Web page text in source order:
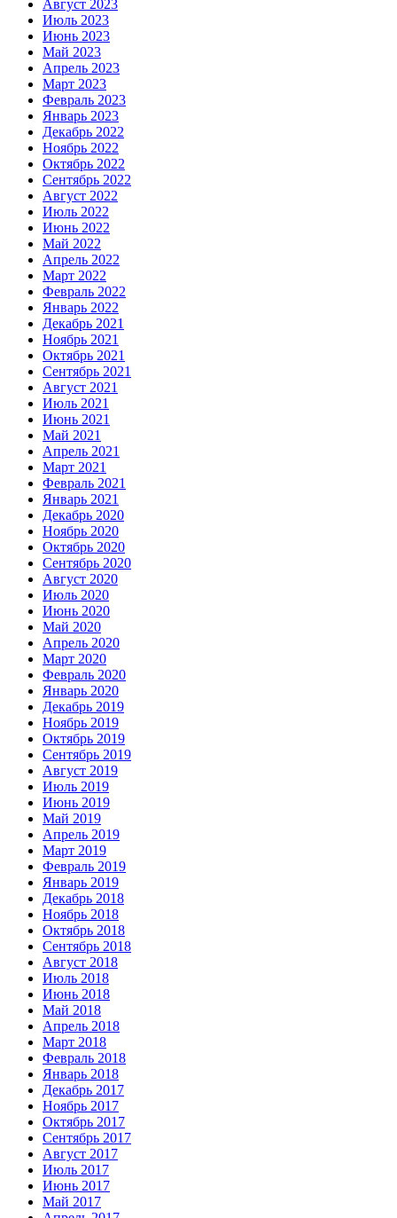
Август 2023
Июль 2023
Июнь 2023
Май 2023
Апрель 2023
Март 2023
Февраль 2023
Январь 2023
Декабрь 2022
Ноябрь 2022
Октябрь 2022
Сентябрь 2022
Август 2022
Июль 2022
Июнь 2022
Май 2022
Апрель 2022
Март 2022
Февраль 2022
Январь 2022
Декабрь 2021
Ноябрь 2021
Октябрь 2021
Сентябрь 2021
Август 2021
Июль 2021
Июнь 2021
Май 2021
Апрель 2021
Март 2021
Февраль 2021
Январь 2021
Декабрь 2020
Ноябрь 2020
Октябрь 2020
Сентябрь 2020
Август 2020
Июль 2020
Июнь 2020
Май 2020
Апрель 2020
Март 2020
Февраль 2020
Январь 2020
Декабрь 2019
Ноябрь 2019
Октябрь 2019
Сентябрь 2019
Август 2019
Июль 2019
Июнь 2019
Май 2019
Апрель 2019
Март 2019
Февраль 2019
Январь 2019
Декабрь 2018
Ноябрь 2018
Октябрь 2018
Сентябрь 2018
Август 2018
Июль 2018
Июнь 2018
Май 2018
Апрель 2018
Март 2018
Февраль 2018
Январь 2018
Декабрь 2017
Ноябрь 2017
Октябрь 2017
Сентябрь 2017
Август 2017
Июль 2017
Июнь 2017
Май 2017